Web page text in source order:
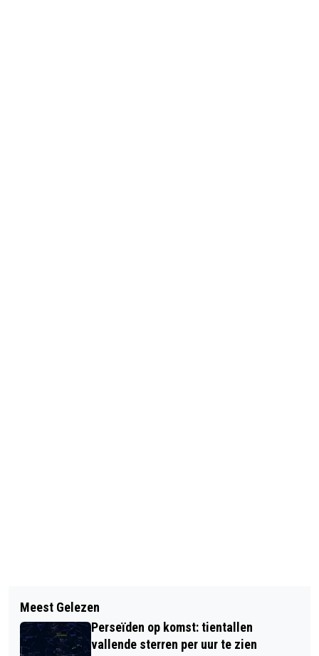
AMSTERDAM HELPT TRANSGENDERS
AAN BAAN
WEER MINDER WERKLOZE JONGEREN
IN AMSTERDAM
Meest Gelezen
Perseïden op komst: tientallen
vallende sterren per uur te zien